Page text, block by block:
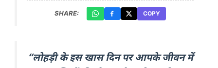
SHARE: COPY
“लोहड़ी के इस खास दिन पर आपके जीवन में